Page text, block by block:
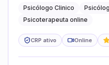
familiares e
Psicólogo Clinico
Psicoterapeuta online
CRP ativo Online